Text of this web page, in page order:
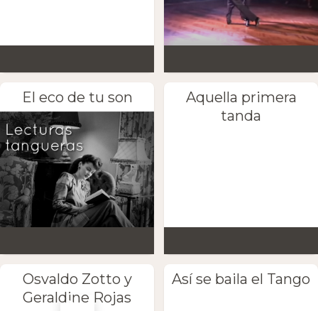
El eco de tu son
Aquella primera
tanda
Osvaldo Zotto y
Geraldine Rojas
Así se baila el Tango